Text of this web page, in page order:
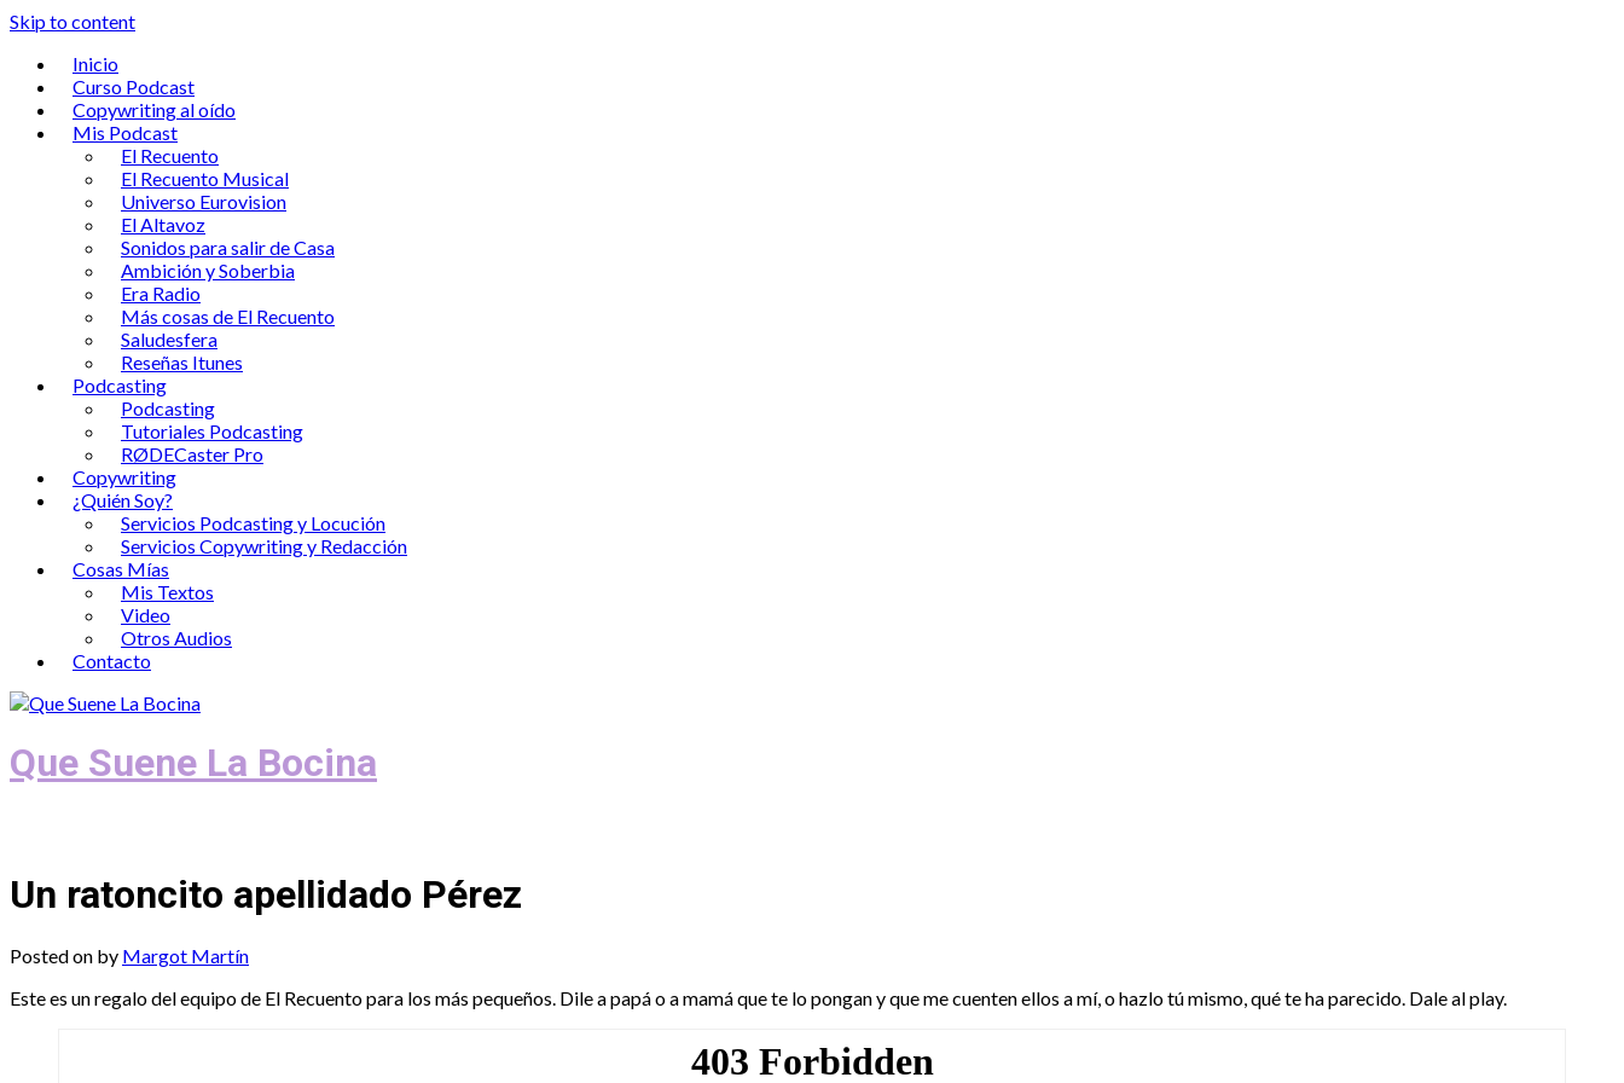
Skip to content
Inicio
Curso Podcast
Copywriting al oído
Mis Podcast
El Recuento
El Recuento Musical
Universo Eurovision
El Altavoz
Sonidos para salir de Casa
Ambición y Soberbia
Era Radio
Más cosas de El Recuento
Saludesfera
Reseñas Itunes
Podcasting
Podcasting
Tutoriales Podcasting
RØDECaster Pro
Copywriting
¿Quién Soy?
Servicios Podcasting y Locución
Servicios Copywriting y Redacción
Cosas Mías
Mis Textos
Video
Otros Audios
Contacto
Que Suene La Bocina
Un ratoncito apellidado Pérez
Posted on by Margot Martín
Este es un regalo del equipo de El Recuento para los más pequeños. Dile a papá o a mamá que te lo pongan y que me cuenten ellos a mí, o hazlo tú mismo, qué te ha parecido. Dale al play.